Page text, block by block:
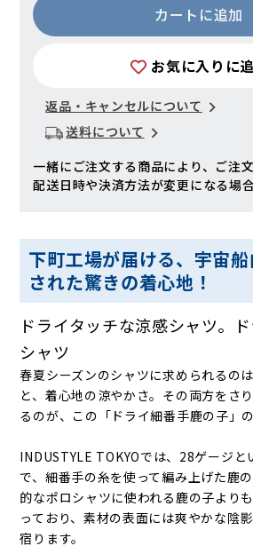
カートに追加
お気に入りに
返品・キャンセルについて
送料について
一緒にご注文する商品により、ご注
配送日時や決済方法が変更になる場合
下町工場が届ける、宇宙
された驚きの着心地！
ドライタッチな涼感シャツ。
シャツ
春夏シーズンのシャツに求められるの
と、着心地の涼やかさ。その両方をさ
るのが、この「ドライ細番手鹿の子」
INDUSTYLE TOKYOでは、28ゲージと
で、細番手の糸を使って編み上げた鹿
的なポロシャツに使われる鹿の子より
っており、素材の表面には爽やかな陰
宿ります。